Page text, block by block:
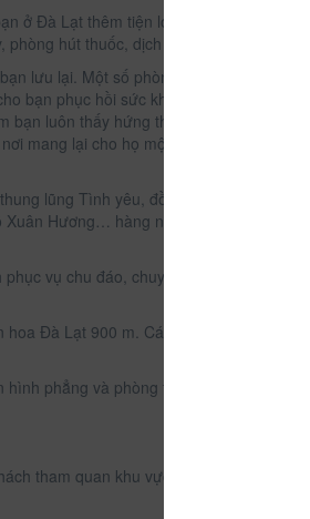
ở Đà Lạt thêm tiện lợi. Khách của khách
hút thuốc, dịch vụ giặt là.
lưu lại. Một số phòng được trang bị máy
bạn phục hồi sức khỏe sau một ngày dài.
luôn thấy hứng thú trong suốt kì nghỉ.
mang lại cho họ một kì nghỉ thư giãn và
lũng Tình yêu, đồi Mộng Mơ, chợ Đà
Hương… hàng năm thu hút rất nhiều
vụ chu đáo, chuyên nghiệp, chính là
Đà Lạt 900 m. Các điểm tham quan nổi
phẳng và phòng tắm riêng. Một số
tham quan khu vực xung quanh một